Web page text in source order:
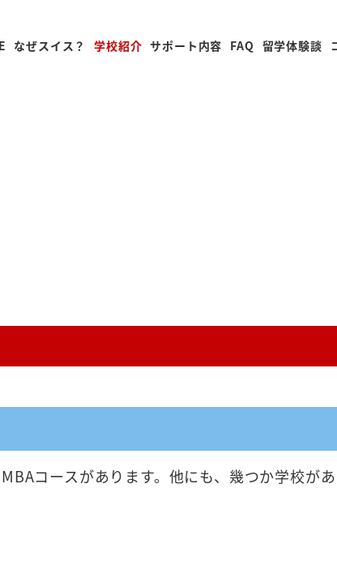
なぜスイス？ 学校紹介 サポート内容 FAQ 留学体験談
コースがあります。他にも、幾つか学校が